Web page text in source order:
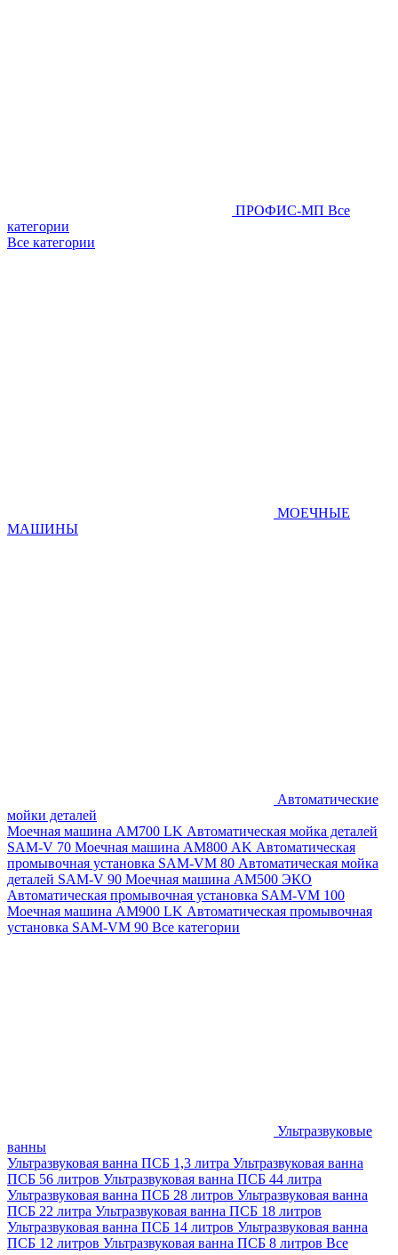
ПРОФИС-МП Все
категории
Все категории
МОЕЧНЫЕ
МАШИНЫ
Автоматические
мойки деталей
Моечная машина AM700 LK Автоматическая мойка деталей
SAM-V 70 Моечная машина АМ800 AK Автоматическая
промывочная установка SAM-VM 80 Автоматическая мойка
деталей SAM-V 90 Моечная машина АМ500 ЭКО
Автоматическая промывочная установка SAM-VM 100
Моечная машина AM900 LK Автоматическая промывочная
установка SAM-VM 90 Все категории
Ультразвуковые
ванны
Ультразвуковая ванна ПСБ 1,3 литра Ультразвуковая ванна
ПСБ 56 литров Ультразвуковая ванна ПСБ 44 литра
Ультразвуковая ванна ПСБ 28 литров Ультразвуковая ванна
ПСБ 22 литра Ультразвуковая ванна ПСБ 18 литров
Ультразвуковая ванна ПСБ 14 литров Ультразвуковая ванна
ПСБ 12 литров Ультразвуковая ванна ПСБ 8 литров Все